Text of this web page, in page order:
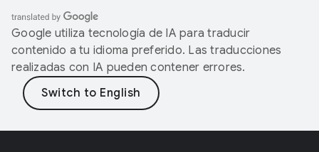
Google utiliza tecnología de IA para traducir
contenido a tu idioma preferido. Las traducciones
realizadas con IA pueden contener errores.